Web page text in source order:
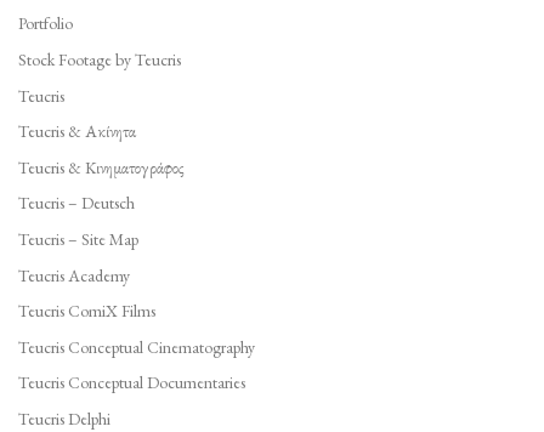
Portfolio
Stock Footage by Teucris
Teucris
Teucris & Ακίνητα
Teucris & Κινηματογράφος
Teucris – Deutsch
Teucris – Site Map
Teucris Academy
Teucris ComiX Films
Teucris Conceptual Cinematography
Teucris Conceptual Documentaries
Teucris Delphi